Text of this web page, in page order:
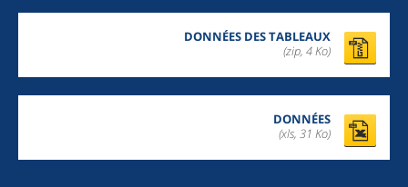
DONNÉES DES TABLEAUX
(zip, 4 Ko)
DONNÉES
(xls, 31 Ko)